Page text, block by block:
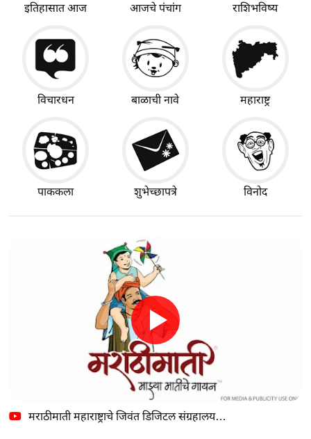
इतिहासात आज आजचे पंचांग राशिभविष्य
विचारधन बाळाची नावे महाराष्ट्र
पाककला शुभेच्छापत्रे विनोद
मराठीमाती महाराष्ट्राचे जिवंत डिजिटल संग्रहालय…